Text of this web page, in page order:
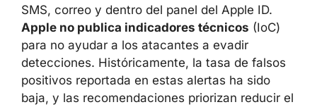
SMS, correo y dentro del panel del Apple ID.
Apple no publica indicadores técnicos (IoC)
para no ayudar a los atacantes a evadir
detecciones. Históricamente, la tasa de falsos
positivos reportada en estas alertas ha sido
baja, y las recomendaciones priorizan reducir el